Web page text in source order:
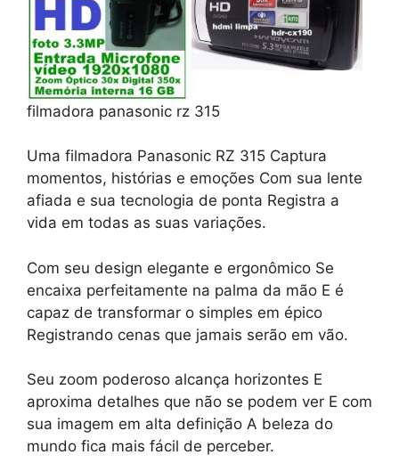
filmadora panasonic rz 315
Uma filmadora Panasonic RZ 315 Captura
momentos, histórias e emoções Com sua lente
afiada e sua tecnologia de ponta Registra a
vida em todas as suas variações.
Com seu design elegante e ergonômico Se
encaixa perfeitamente na palma da mão E é
capaz de transformar o simples em épico
Registrando cenas que jamais serão em vão.
Seu zoom poderoso alcança horizontes E
aproxima detalhes que não se podem ver E com
sua imagem em alta definição A beleza do
mundo fica mais fácil de perceber.